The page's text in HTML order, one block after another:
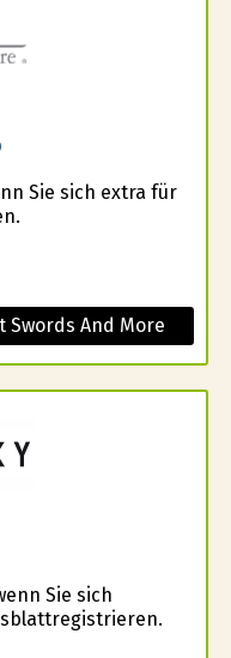
Sie sich extra für
Swords And More
Sie sich